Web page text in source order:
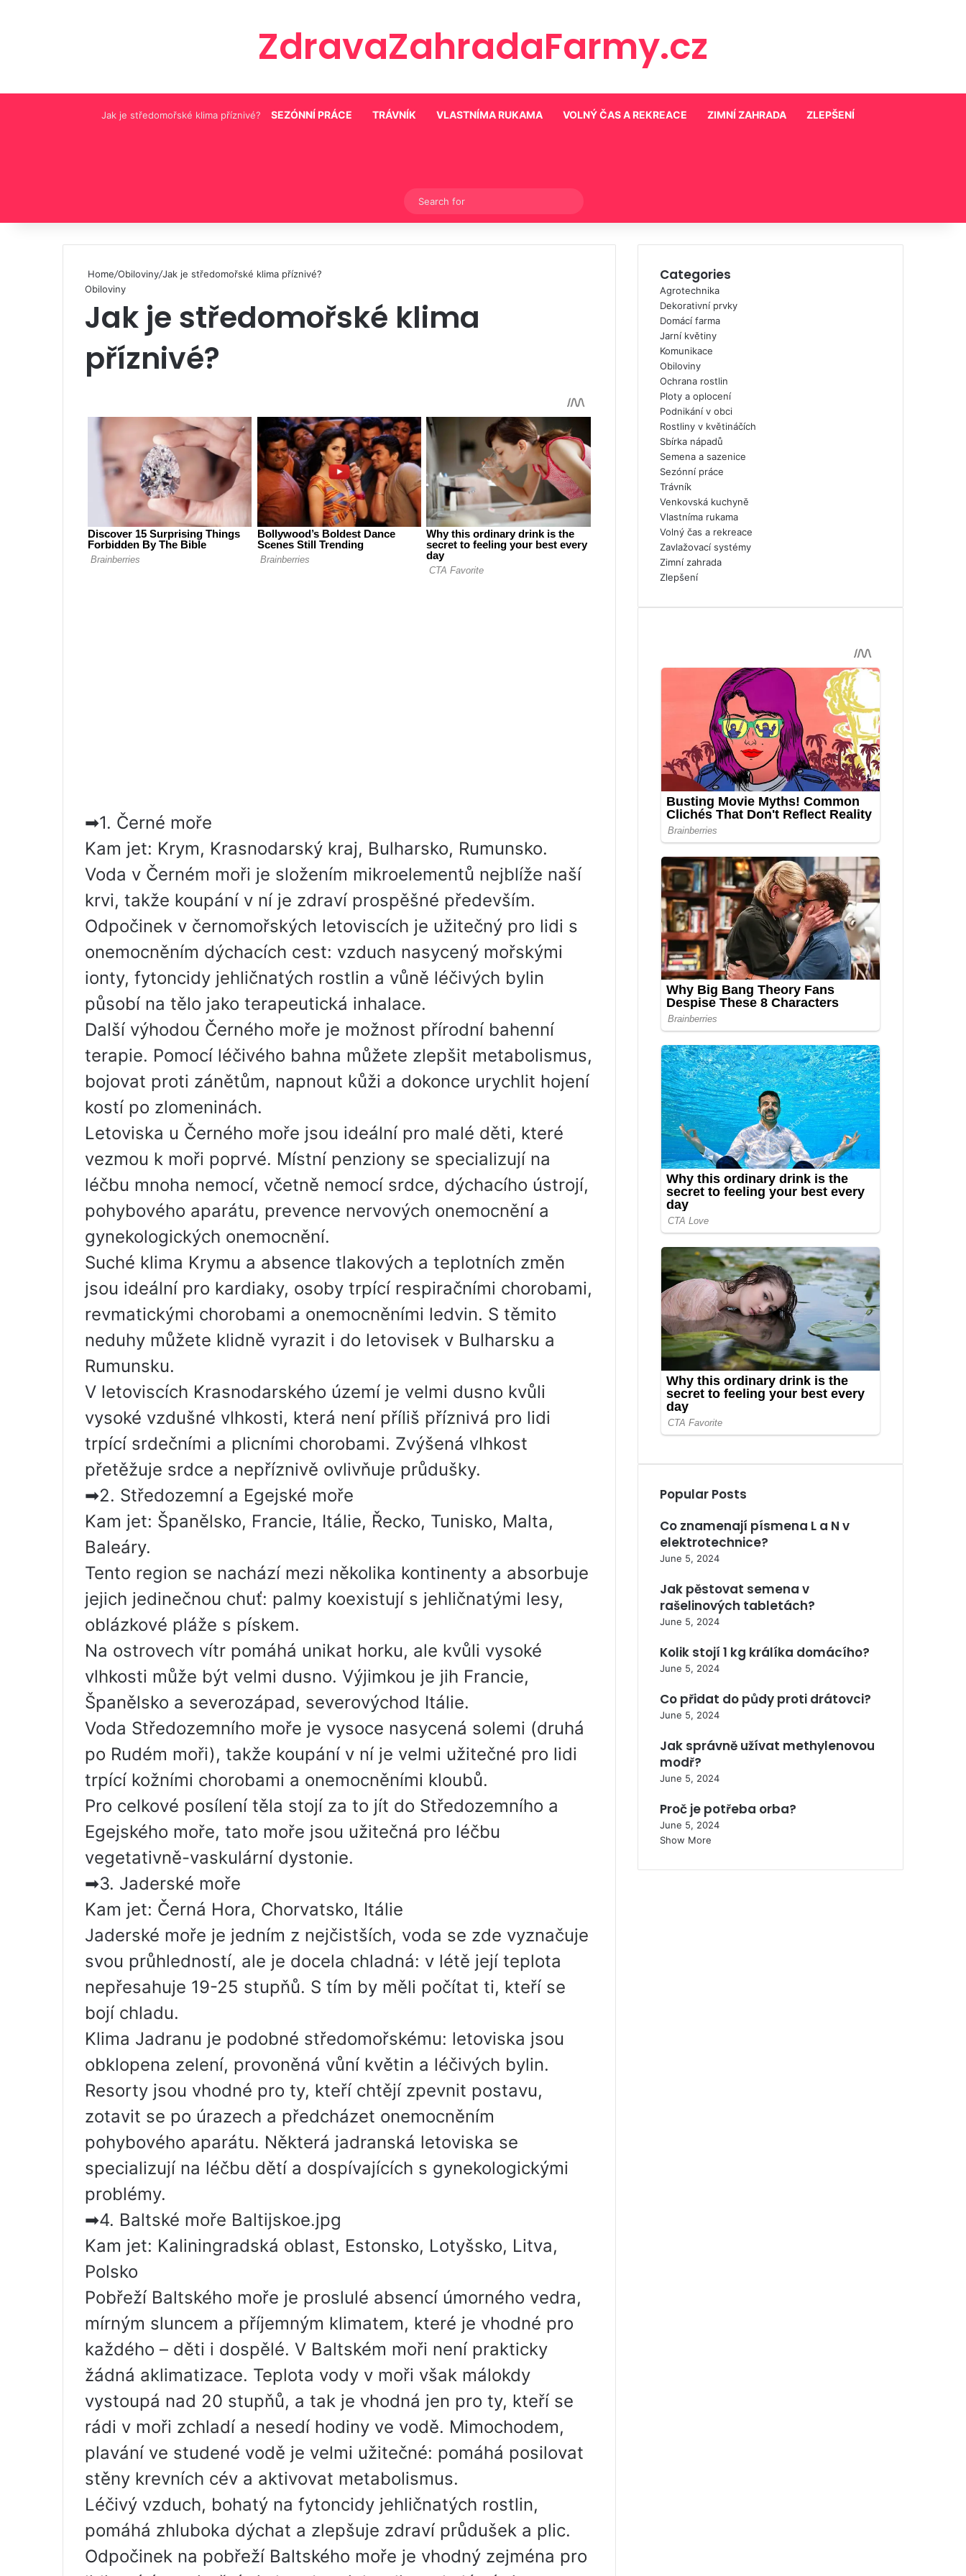
ZdravaZahradaFarmy.cz
Jak je středomořské klima příznivé? SEZÓNNÍ PRÁCE TRÁVNÍK VLASTNÍMA RUKAMA VOLNÝ ČAS A REKREACE ZIMNÍ ZAHRADA ZLEPŠENÍ
Switch skin
for
Home/Obiloviny/Jak je středomořské klima příznivé?
Obiloviny
Jak je středomořské klima
příznivé?
➡1. Černé moře
Kam jet: Krym, Krasnodarský kraj, Bulharsko, Rumunsko.
Voda v Černém moři je složením mikroelementů nejblíže naší
krvi, takže koupání v ní je zdraví prospěšné především.
Odpočinek v černomořských letoviscích je užitečný pro lidi s
onemocněním dýchacích cest: vzduch nasycený mořskými
ionty, fytoncidy jehličnatých rostlin a vůně léčivých bylin
působí na tělo jako terapeutická inhalace.
Další výhodou Černého moře je možnost přírodní bahenní
terapie. Pomocí léčivého bahna můžete zlepšit metabolismus,
bojovat proti zánětům, napnout kůži a dokonce urychlit hojení
kostí po zlomeninách.
Letoviska u Černého moře jsou ideální pro malé děti, které
vezmou k moři poprvé. Místní penziony se specializují na
léčbu mnoha nemocí, včetně nemocí srdce, dýchacího ústrojí,
pohybového aparátu, prevence nervových onemocnění a
gynekologických onemocnění.
Suché klima Krymu a absence tlakových a teplotních změn
jsou ideální pro kardiaky, osoby trpící respiračními chorobami,
revmatickými chorobami a onemocněními ledvin. S těmito
neduhy můžete klidně vyrazit i do letovisek v Bulharsku a
Rumunsku.
V letoviscích Krasnodarského území je velmi dusno kvůli
vysoké vzdušné vlhkosti, která není příliš příznivá pro lidi
trpící srdečními a plicními chorobami. Zvýšená vlhkost
přetěžuje srdce a nepříznivě ovlivňuje průdušky.
➡2. Středozemní a Egejské moře
Kam jet: Španělsko, Francie, Itálie, Řecko, Tunisko, Malta,
Baleáry.
Tento region se nachází mezi několika kontinenty a absorbuje
jejich jedinečnou chuť: palmy koexistují s jehličnatými lesy,
oblázkové pláže s pískem.
Na ostrovech vítr pomáhá unikat horku, ale kvůli vysoké
vlhkosti může být velmi dusno. Výjimkou je jih Francie,
Španělsko a severozápad, severovýchod Itálie.
Voda Středozemního moře je vysoce nasycená solemi (druhá
po Rudém moři), takže koupání v ní je velmi užitečné pro lidi
trpící kožními chorobami a onemocněními kloubů.
Pro celkové posílení těla stojí za to jít do Středozemního a
Egejského moře, tato moře jsou užitečná pro léčbu
vegetativně-vaskulární dystonie.
➡3. Jaderské moře
Kam jet: Černá Hora, Chorvatsko, Itálie
Jaderské moře je jedním z nejčistších, voda se zde vyznačuje
svou průhledností, ale je docela chladná: v létě její teplota
nepřesahuje 19-25 stupňů. S tím by měli počítat ti, kteří se
bojí chladu.
Klima Jadranu je podobné středomořskému: letoviska jsou
obklopena zelení, provoněná vůní květin a léčivých bylin.
Resorty jsou vhodné pro ty, kteří chtějí zpevnit postavu,
zotavit se po úrazech a předcházet onemocněním
pohybového aparátu. Některá jadranská letoviska se
specializují na léčbu dětí a dospívajících s gynekologickými
problémy.
➡4. Baltské moře Baltijskoe.jpg
Kam jet: Kaliningradská oblast, Estonsko, Lotyšsko, Litva,
Polsko
Pobřeží Baltského moře je proslulé absencí úmorného vedra,
mírným sluncem a příjemným klimatem, které je vhodné pro
každého – děti i dospělé. V Baltském moři není prakticky
žádná aklimatizace. Teplota vody v moři však málokdy
vystoupá nad 20 stupňů, a tak je vhodná jen pro ty, kteří se
rádi v moři zchladí a nesedí hodiny ve vodě. Mimochodem,
plavání ve studené vodě je velmi užitečné: pomáhá posilovat
stěny krevních cév a aktivovat metabolismus.
Léčivý vzduch, bohatý na fytoncidy jehličnatých rostlin,
pomáhá zhluboka dýchat a zlepšuje zdraví průdušek a plic.
Odpočinek na pobřeží Baltského moře je vhodný zejména pro
Categories
Agrotechnika
Dekorativní prvky
Domácí farma
Jarní květiny
Komunikace
Obiloviny
Ochrana rostlin
Ploty a oplocení
Podnikání v obci
Rostliny v květináčích
Sbírka nápadů
Semena a sazenice
Sezónní práce
Trávník
Venkovská kuchyně
Vlastníma rukama
Volný čas a rekreace
Zavlažovací systémy
Zimní zahrada
Zlepšení
Popular Posts
Co znamenají písmena L a N v
elektrotechnice?
June 5, 2024
Jak pěstovat semena v
rašelinových tabletách?
June 5, 2024
Kolik stojí 1 kg králíka domácího?
June 5, 2024
Co přidat do půdy proti drátovci?
June 5, 2024
Jak správně užívat methylenovou
modř?
June 5, 2024
Proč je potřeba orba?
June 5, 2024
Show More